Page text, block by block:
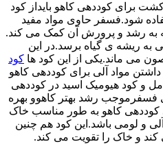
برای کوددهی کاهو بایداز کود
شود.فسفر حاوی مواد مفید
به رشد و پرورش آن کمک می کند.
به ریشه ی گیاه برسد.در این
می ماند.یکی از این کود ها کود
مواد آلی برای کوددهی کاهو
و کود هیومیک اسید در کوددهی
فسفرموجب رشد بهتر کاهوو بهره
کاهو به طور مناسب خاک
و لومی باشد.این کود هم چنین
و خاک را تقویت می کند.